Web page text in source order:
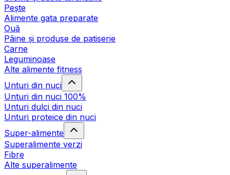
Pește
Alimente gata preparate
Ouă
Pâine și produse de patiserie
Carne
Leguminoase
Alte alimente fitness
Unturi din nuci
Unturi din nuci 100%
Unturi dulci din nuci
Unturi proteice din nuci
Super-alimente
Superalimente verzi
Fibre
Alte superalimente